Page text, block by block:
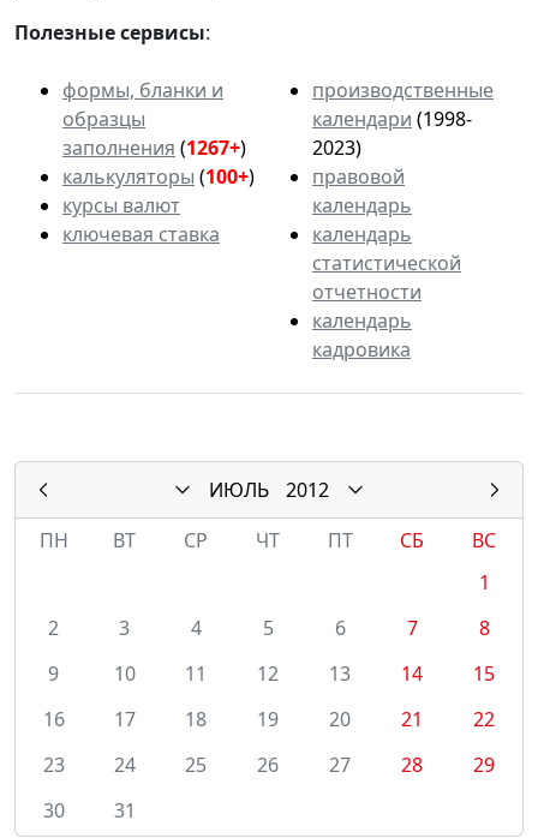
Полезные сервисы:
формы, бланки и
образцы
заполнения (1267+)
калькуляторы (100+)
курсы валют
ключевая ставка
производственные
календари (1998-
2023)
правовой
календарь
календарь
статистической
отчетности
календарь
кадровика
ИЮЛЬ
2012
ПН
ВТ СР ЧТ ПТ СБ
ВС
1
2
3 4 5 6 7
8
9
10 11 12 13 14
15
16
17 18 19 20 21
22
23
24 25 26 27 28
29
30
31